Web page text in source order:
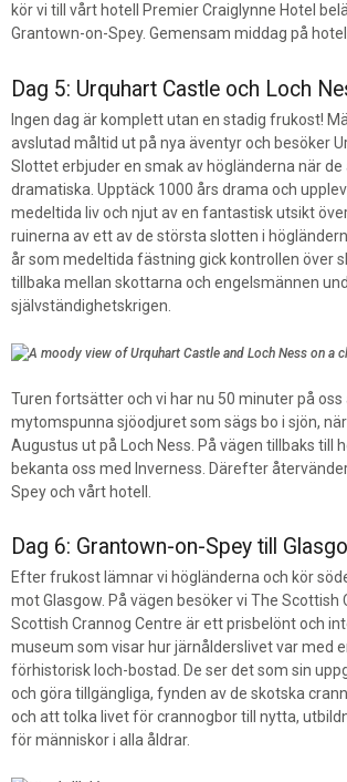
kör vi till vårt hotell Premier Craiglynne Hotel
Grantown-on-Spey. Gemensam middag på
Dag 5: Urquhart Castle och Loch
Ingen dag är komplett utan en stadig frukost!
avslutad måltid ut på nya äventyr och besöker
Slottet erbjuder en smak av högländerna när
dramatiska. Upptäck 1000 års drama och
medeltida liv och njut av en fantastisk utsikt
ruinerna av ett av de största slotten i
år som medeltida fästning gick kontrollen över
tillbaka mellan skottarna och engelsmännen
självständighetskrigen.
Turen fortsätter och vi har nu 50 minuter på oss
mytomspunna sjöodjuret som sägs bo i sjön,
Augustus ut på Loch Ness. På vägen tillbaks till
bekanta oss med Inverness. Därefter
Spey och vårt hotell.
Dag 6: Grantown-on-Spey till
Efter frukost lämnar vi högländerna och kör
mot Glasgow. På vägen besöker vi The Scottish
Scottish Crannog Centre är ett prisbelönt och
museum som visar hur järnålderslivet var med
förhistorisk loch-bostad. De ser det som sin
och göra tillgängliga, fynden av de skotska
och att tolka livet för crannogbor till nytta,
för människor i alla åldrar.